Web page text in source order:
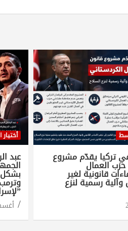
أختيار
عبد
لإسرائيل”
تركيا يقدّم مشروع
العمال
قانونية لغير
وآلية رسمية لنزع